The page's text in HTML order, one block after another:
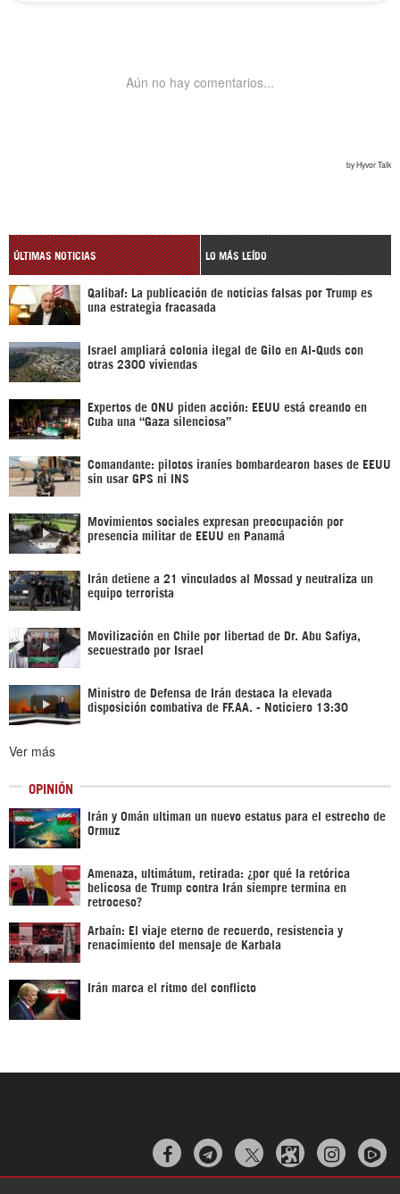
ÚLTIMAS NOTICIAS LO MÁS LEÍDO
Qalibaf: La publicación de noticias falsas por Trump es
una estrategia fracasada
Israel ampliará colonia ilegal de Gilo en Al-Quds con
otras 2300 viviendas
Expertos de ONU piden acción: EEUU está creando en
Cuba una “Gaza silenciosa”
Comandante: pilotos iraníes bombardearon bases de EEUU
sin usar GPS ni INS
Movimientos sociales expresan preocupación por
presencia militar de EEUU en Panamá
Irán detiene a 21 vinculados al Mossad y neutraliza un
equipo terrorista
Movilización en Chile por libertad de Dr. Abu Safiya,
secuestrado por Israel
Ministro de Defensa de Irán destaca la elevada
disposición combativa de FF.AA. - Noticiero 13:30
Ver más
OPINIÓN
Irán y Omán ultiman un nuevo estatus para el estrecho de
Ormuz
Amenaza, ultimátum, retirada: ¿por qué la retórica
belicosa de Trump contra Irán siempre termina en
retroceso?
Arbaín: El viaje eterno de recuerdo, resistencia y
renacimiento del mensaje de Karbala
Irán marca el ritmo del conflicto
  